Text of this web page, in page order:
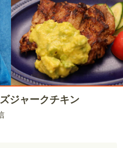
ジャークチキン